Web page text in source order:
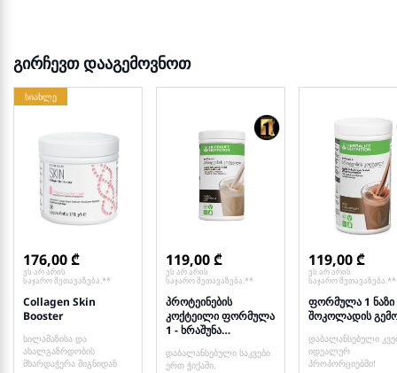
გირჩევთ დააგემოვნოთ
სიახლე
176,00
ეს არ არის
საჯარო შეთავაზება.**
Collagen Skin
Booster
სილამაზისა და
ახალგაზრდობის
მხარდაჭერა შიგნიდან
119,00
ეს არ არის
საჯარო შეთავაზება.**
პროტეინების
კოქტეილი ფორმულა
1 - ხრაშუნა
გემოთი
დაბალანსებული საკვები
ერთ ჭიქაში.
119,00
ეს არ არის
საჯარო შეთავაზება.**
ფორმულა 1 ნაზი
შოკოლადის
დაბალანსებული
იდეალურ
პროპორციებში!